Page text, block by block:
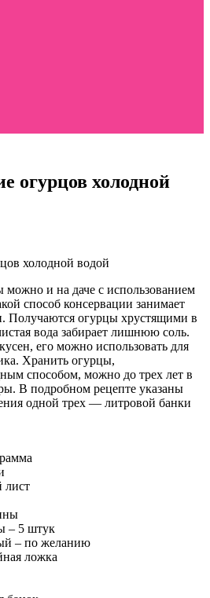
огурцов холодной
можно и на даче с использованием
способ консервации занимает
Получаются огурцы хрустящими в
вода забирает лишнюю соль.
его можно использовать для
Хранить огурцы,
способом, можно до трех лет в
В подробном рецепте указаны
одной трех — литровой банки
лист
– 5 штук
– по желанию
ложка